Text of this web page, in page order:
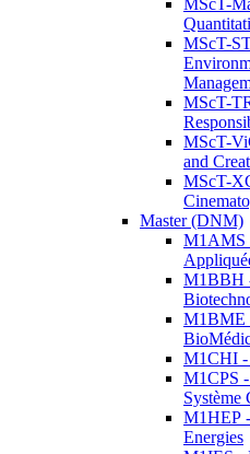
MScT-
MScT-
MScT-
MScT-
and
MScT-
Master (DNM)
M1AMS
M1BBH
M1BME
M1CHI -
M1CPS
Système
M1HEP
Energies